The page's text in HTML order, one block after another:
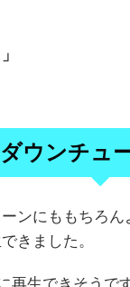
ウンチュ
ンにももちろ
きました。
再生できそうです